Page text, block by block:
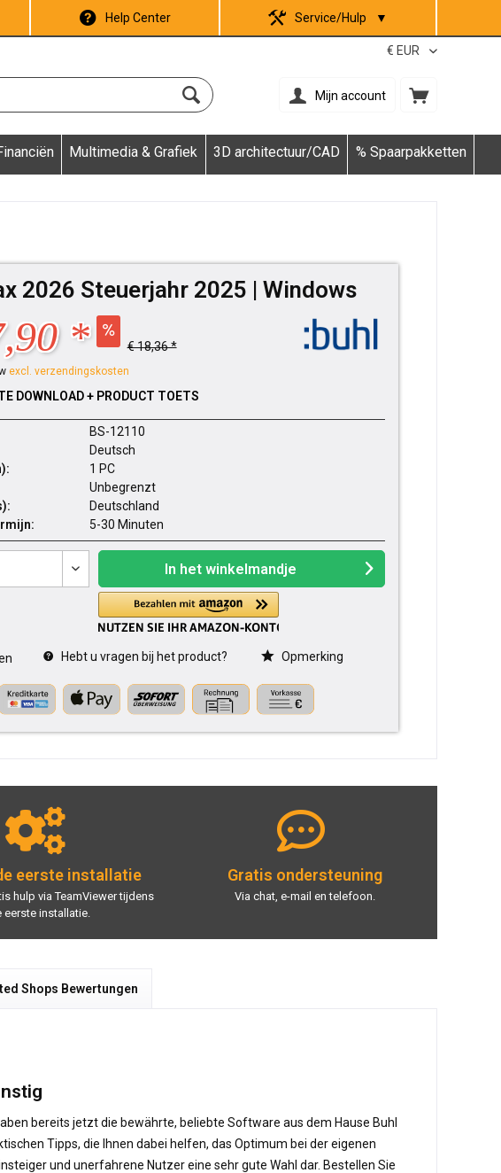
Help Center Service/Hulp ▼
Mijn account
Multimedia & Grafiek 3D architectuur/CAD % Spaarpakketten
2026 Steuerjahr 2025 | Windows
* € 18,36 *
excl. verzendingskosten
DOWNLOAD + PRODUCT TOETS
BS-12110
Deutsch
1 PC
Unbegrenzt
Deutschland
5-30 Minuten
In het winkelmandje
Hebt u vragen bij het product? Opmerking
eerste installatie
hulp via TeamViewer tijdens
eerste installatie.
Gratis ondersteuning
Via chat, e-mail en telefoon.
Shops Bewertungen
bereits jetzt die bewährte, beliebte Software aus dem Hause Buhl
Tipps, die Ihnen dabei helfen, das Optimum bei der eigenen
und unerfahrene Nutzer eine sehr gute Wahl dar. Bestellen Sie